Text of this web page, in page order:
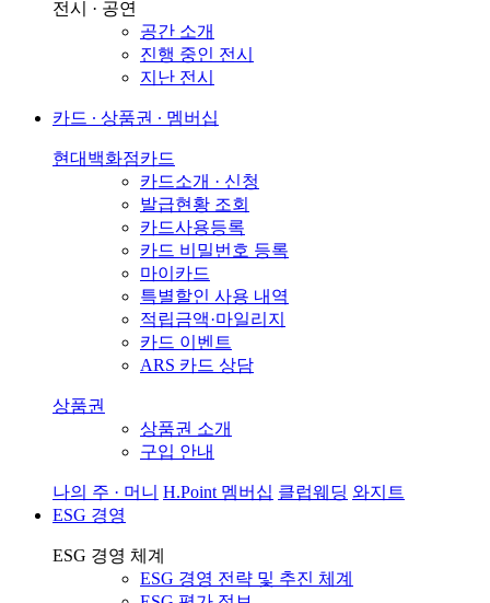
전시 · 공연
공간 소개
진행 중인 전시
지난 전시
카드 ∙ 상품권 ∙ 멤버십
현대백화점카드
카드소개 · 신청
발급현황 조회
카드사용등록
카드 비밀번호 등록
마이카드
특별할인 사용 내역
적립금액·마일리지
카드 이벤트
ARS 카드 상담
상품권
상품권 소개
구입 안내
나의 주 · 머니 H.Point 멤버십 클럽웨딩 와지트
ESG 경영
ESG 경영 체계
ESG 경영 전략 및 추진 체계